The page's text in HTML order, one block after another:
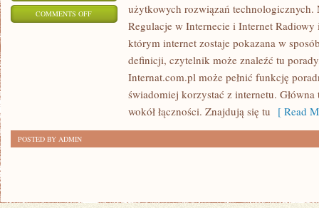
COMMENTS OFFON
PRZECHOWYWANIE
użytkowych rozwiązań technologicznych.
Regulacje w Internecie i Internet
którym internet zostaje pokazana w
definicji, czytelnik może znaleźć tu
Internat.com.pl może pełnić funkcję
świadomiej korzystać z internetu.
wokół łączności. Znajdują się tu [ Read
POSTED BY ADMIN